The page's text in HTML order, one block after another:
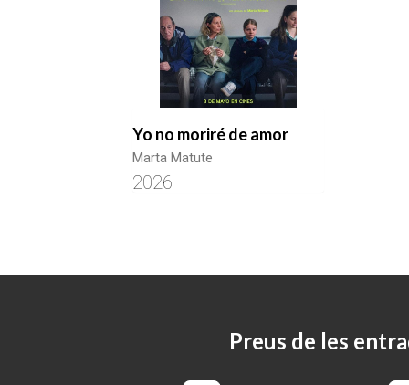
Yo no moriré de amor
Marta Matute
2026
Preus de les